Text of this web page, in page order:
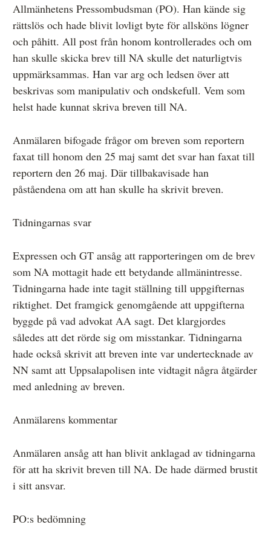
Allmänhetens Pressombudsman (PO). Han kände sig
rättslös och hade blivit lovligt byte för allsköns lögner
och påhitt. All post från honom kontrollerades och om
han skulle skicka brev till NA skulle det naturligtvis
uppmärksammas. Han var arg och ledsen över att
beskrivas som manipulativ och ondskefull. Vem som
helst hade kunnat skriva breven till NA.
Anmälaren bifogade frågor om breven som reportern
faxat till honom den 25 maj samt det svar han faxat till
reportern den 26 maj. Där tillbakavisade han
påståendena om att han skulle ha skrivit breven.
Tidningarnas svar
Expressen och GT ansåg att rapporteringen om de brev
som NA mottagit hade ett betydande allmänintresse.
Tidningarna hade inte tagit ställning till uppgifternas
riktighet. Det framgick genomgående att uppgifterna
byggde på vad advokat AA sagt. Det klargjordes
således att det rörde sig om misstankar. Tidningarna
hade också skrivit att breven inte var undertecknade av
NN samt att Uppsalapolisen inte vidtagit några åtgärder
med anledning av breven.
Anmälarens kommentar
Anmälaren ansåg att han blivit anklagad av tidningarna
för att ha skrivit breven till NA. De hade därmed brustit
i sitt ansvar.
PO:s bedömning